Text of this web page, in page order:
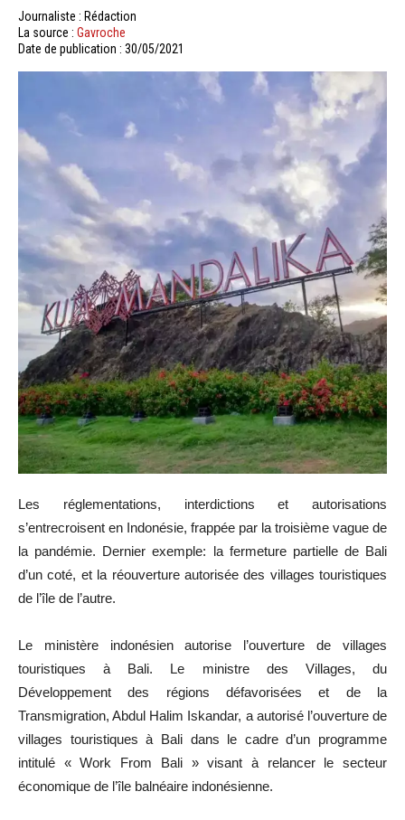
Journaliste : Rédaction
La source : Gavroche
Date de publication : 30/05/2021
Les réglementations, interdictions et autorisations
s’entrecroisent en Indonésie, frappée par la troisième vague de
la pandémie. Dernier exemple: la fermeture partielle de Bali
d’un coté, et la réouverture autorisée des villages touristiques
de l’île de l’autre.
Le ministère indonésien autorise l’ouverture de villages
touristiques à Bali. Le ministre des Villages, du
Développement des régions défavorisées et de la
Transmigration, Abdul Halim Iskandar, a autorisé l’ouverture de
villages touristiques à Bali dans le cadre d’un programme
intitulé « Work From Bali » visant à relancer le secteur
économique de l’île balnéaire indonésienne.